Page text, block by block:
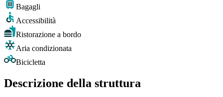
Bagagli
Accessibilità
Ristorazione a bordo
Aria condizionata
Bicicletta
Descrizione della struttura